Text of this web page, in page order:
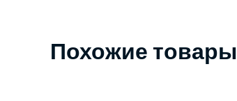
Похожие товары